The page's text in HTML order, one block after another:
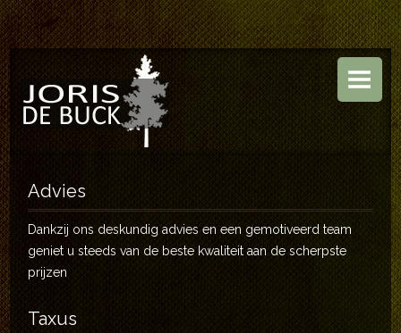
HOME
BOOMKWEKERIJ
TUINEN
ASSORTIMENT
CONTACT
Advies
Dankzij ons deskundig advies en een gemotiveerd team
geniet u steeds van de beste kwaliteit aan de scherpste
prijzen
Taxus